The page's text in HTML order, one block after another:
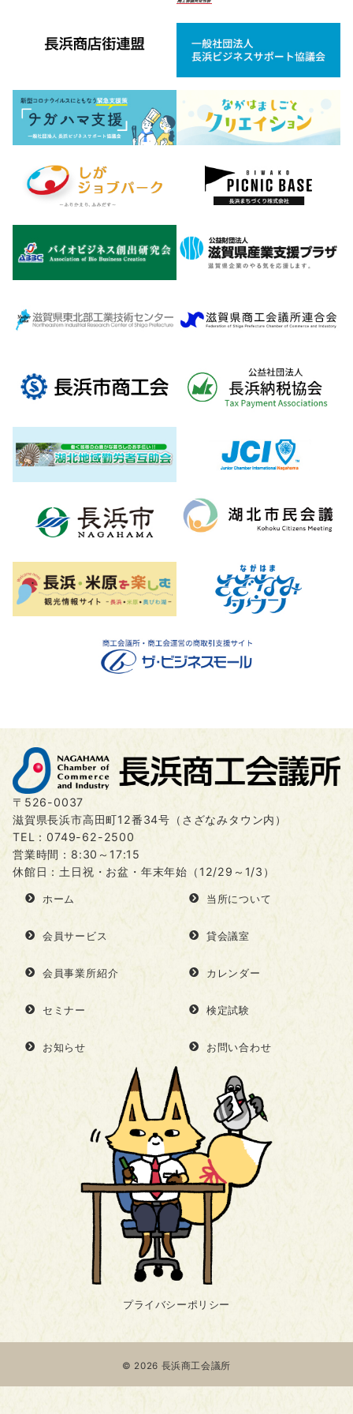
〒526-0037
滋賀県長浜市高田町12番34号（さざなみタウン内）
TEL：0749-62-2500
営業時間：8:30～17:15
休館日：土日祝・お盆・年末年始（12/29～1/3）
ホーム 当所について
会員サービス 貸会議室
会員事業所紹介 カレンダー
セミナー 検定試験
お知らせ お問い合わせ
プライバシーポリシー
© 2026 長浜商工会議所